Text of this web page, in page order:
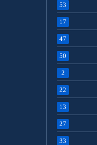
53
17
47
50
2
22
13
27
33